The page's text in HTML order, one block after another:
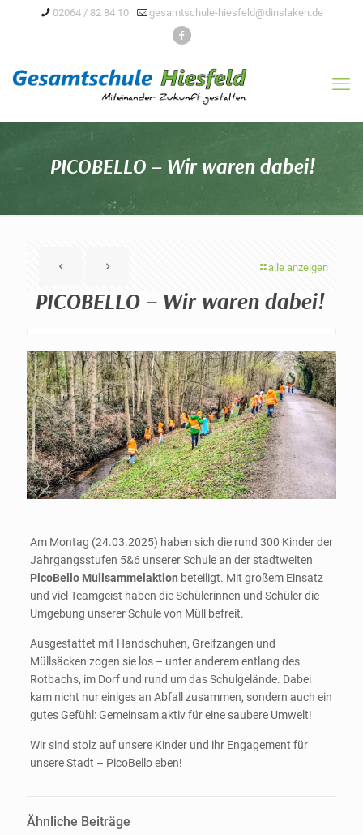
02064 / 82 84 10 gesamtschule-hiesfeld@dinslaken.de
PICOBELLO – Wir waren dabei!
alle anzeigen
PICOBELLO – Wir waren dabei!
Am Montag (24.03.2025) haben sich die rund 300 Kinder der
Jahrgangsstufen 5&6 unserer Schule an der stadtweiten
PicoBello Müllsammelaktion beteiligt. Mit großem Einsatz
und viel Teamgeist haben die Schülerinnen und Schüler die
Umgebung unserer Schule von Müll befreit.
Ausgestattet mit Handschuhen, Greifzangen und
Müllsäcken zogen sie los – unter anderem entlang des
Rotbachs, im Dorf und rund um das Schulgelände. Dabei
kam nicht nur einiges an Abfall zusammen, sondern auch ein
gutes Gefühl: Gemeinsam aktiv für eine saubere Umwelt!
Wir sind stolz auf unsere Kinder und ihr Engagement für
unsere Stadt – PicoBello eben!
Ähnliche Beiträge